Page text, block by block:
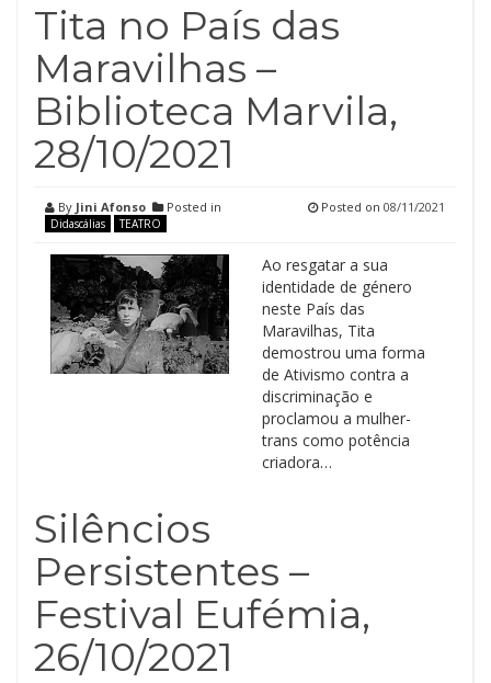
Tita no País das
Maravilhas –
Biblioteca Marvila,
28/10/2021
By Jini Afonso Posted in
Didascálias TEATRO
Posted on 08/11/2021
Ao resgatar a sua
identidade de género
neste País das
Maravilhas, Tita
demostrou uma forma
de Ativismo contra a
discriminação e
proclamou a mulher-
trans como potência
criadora…
Silêncios
Persistentes –
Festival Eufémia,
26/10/2021